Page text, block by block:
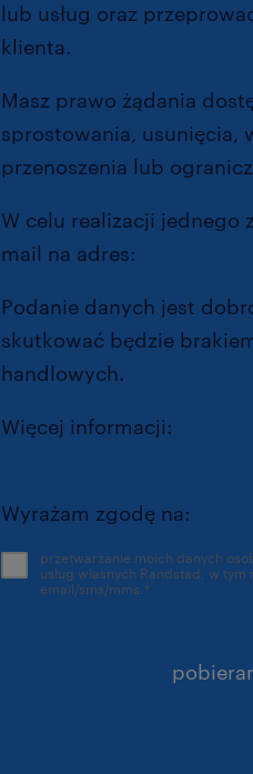
lub usług oraz
klienta.
Masz prawo żądania
sprostowania, usunięcia,
przenoszenia lub
W celu realizacji jednego
mail na adres:
Podanie danych jest
skutkować będzie
handlowych.
Więcej informacji:
Wyrażam zgodę na:
przetwarzanie moich danych
usług własnych Randstad, w tym na kontaktowanie się ze mną w formie
email/sms/mms. *